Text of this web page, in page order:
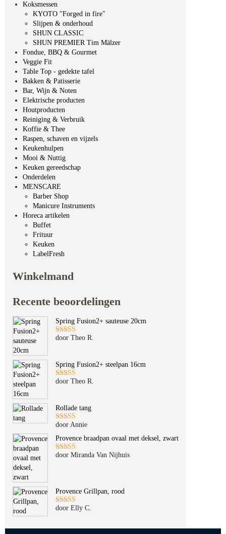
Koksmessen
KYOTO "Forged in fire"
Slijpen & onderhoud
SHUN CLASSIC
SHUN PREMIER Tim Mälzer
Fondue, BBQ & Gourmet
Veggie Fit
Table Top - gedekte tafel
Bakken & Patisserie
Bar, Wijn & Noten
Elektrische producten
Houtproducten
Reiniging & Verbruik
Koffie & Thee
Raspen, schaven en vijzels
Keukenhulpen
Mooi & Nuttig
Keuken gereedschap
Onderdelen
MENSCARE
Barber Shop
Manicure Instruments
Horeca artikelen
Buffet
Frituur
Keuken
LabelFresh
Winkelmand
Recente beoordelingen
Spring Fusion2+ sauteuse 20cm
Gewaardeerd
door Theo R.
Spring Fusion2+ steelpan 16cm
Gewaardeerd
door Theo R.
Rollade tang
Gewaardeerd
5
door Annie
Provence braadpan ovaal met deksel, zwart
Gewaardeerd
door Miranda Van Nijhuis
Provence Grillpan, rood
Gewaardeerd
door Elly C.